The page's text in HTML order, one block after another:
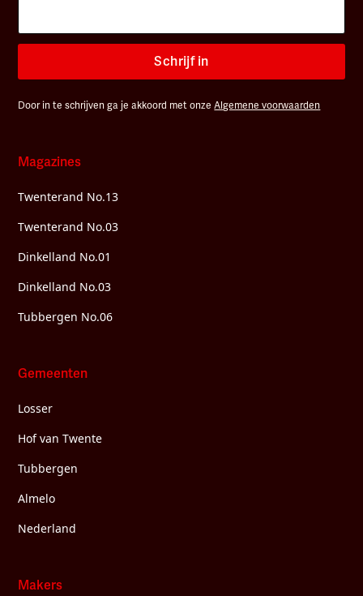
Schrijf in
Door in te schrijven ga je akkoord met onzeAlgemene voorwaarden
Magazines
Twenterand No.13
Twenterand No.03
Dinkelland No.01
Dinkelland No.03
Tubbergen No.06
Gemeenten
Losser
Hof van Twente
Tubbergen
Almelo
Nederland
Makers